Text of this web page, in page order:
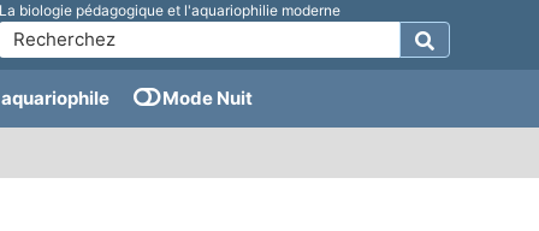
La biologie pédagogique et l'aquariophilie moderne
Mode Nuit